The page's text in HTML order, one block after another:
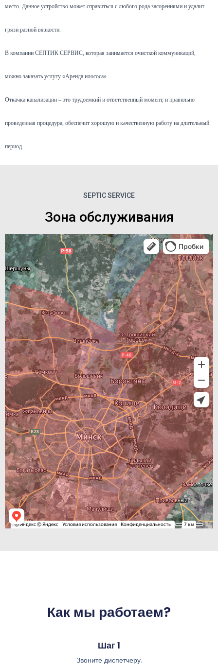
место. Данное устройство может справиться с любого рода засорениями и удалит
грязи разной вязкости.
В компании СЕПТИК СЕРВИС, которая занимается очисткой коммуникаций,
можно заказать услугу «Аренда илососа»
Откачка канализации – это трудоемкий и ответственный момент, и правильно
проведенная процедура, обеспечит хорошую и качественную работу на длительный
период.
SEPTIC SERVICE
Зона обслуживания
Как мы работаем?
Шаг 1
Звоните диспетчеру.